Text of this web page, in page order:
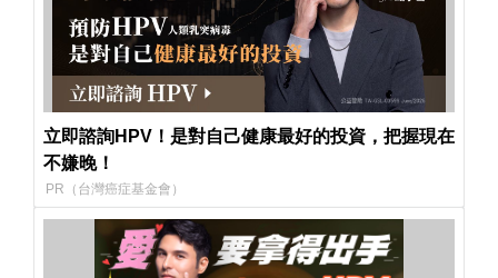
立即諮詢HPV！是對自己健康最好的投資，把握現在
不嫌晚！
PR（台灣癌症基金會）